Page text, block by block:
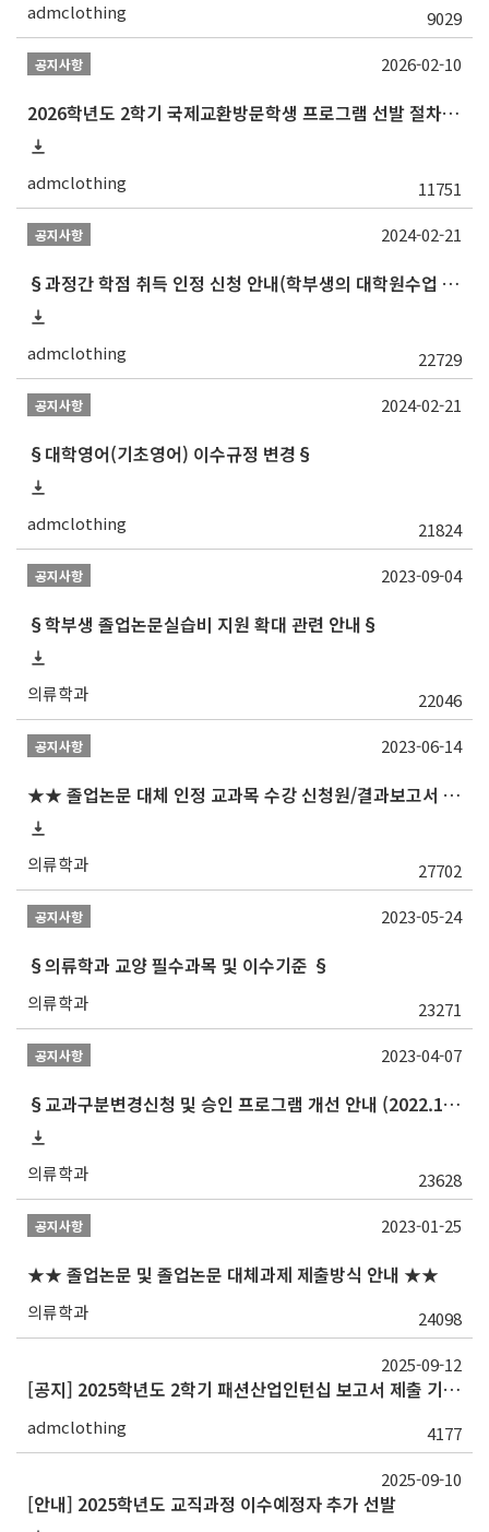
admclothing 9029
공지사항
2026학년도 2학기 국제교환방문학생 프로그램 선발 절차 안내
admclothing 11751
2026-02-10
공지사항
§과정간 학점 취득 인정 신청 안내(학부생의 대학원수업 수강 허가 및 학부학점 인정)§
admclothing 22729
2024-02-21
공지사항
§대학영어(기초영어) 이수규정 변경§
admclothing 21824
2024-02-21
공지사항
§학부생 졸업논문실습비 지원 확대 관련 안내§
의류학과 22046
2023-09-04
공지사항
★★ 졸업논문 대체 인정 교과목 수강 신청원/결과보고서 제출일 안내 (제출서식 포함)★★
의류학과 27702
2023-06-14
공지사항
§의류학과 교양 필수과목 및 이수기준 §
의류학과 23271
2023-05-24
공지사항
§교과구분변경신청 및 승인 프로그램 개선 안내 (2022.10 ~)§
의류학과 23628
2023-04-07
공지사항
★★ 졸업논문 및 졸업논문 대체과제 제출방식 안내 ★★
의류학과 24098
2023-01-25
[공지] 2025학년도 2학기 패션산업인턴십 보고서 제출 기한 안내
admclothing 4177
2025-09-12
[안내] 2025학년도 교직과정 이수예정자 추가 선발
2025-09-10